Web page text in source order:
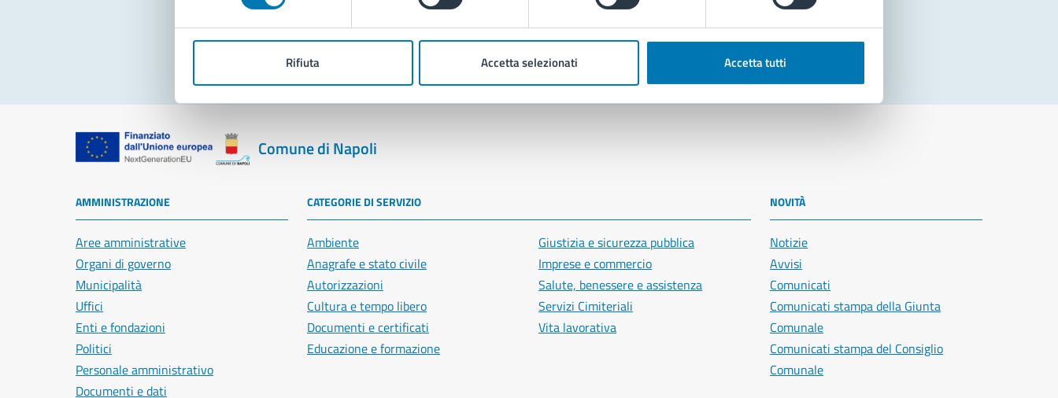
Rifiuta Accetta selezionati Accetta tutti
Segnala disservizio
Comune di Napoli
AMMINISTRAZIONE
Aree amministrative
Organi di governo
Municipalità
Uffici
Enti e fondazioni
Politici
Personale amministrativo
Documenti e dati
CATEGORIE DI SERVIZIO
Ambiente
Anagrafe e stato civile
Autorizzazioni
Cultura e tempo libero
Documenti e certificati
Educazione e formazione
Giustizia e sicurezza pubblica
Imprese e commercio
Salute, benessere e assistenza
Servizi Cimiteriali
Vita lavorativa
NOVITÀ
Notizie
Avvisi
Comunicati
Comunicati stampa della Giunta
Comunale
Comunicati stampa del Consiglio
Comunale